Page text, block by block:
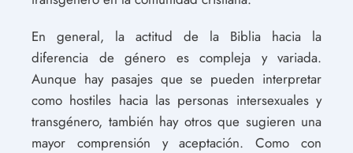
En general, la actitud de la Biblia hacia la
diferencia de género es compleja y variada.
Aunque hay pasajes que se pueden interpretar
como hostiles hacia las personas intersexuales y
transgénero, también hay otros que sugieren una
mayor comprensión y aceptación. Como con